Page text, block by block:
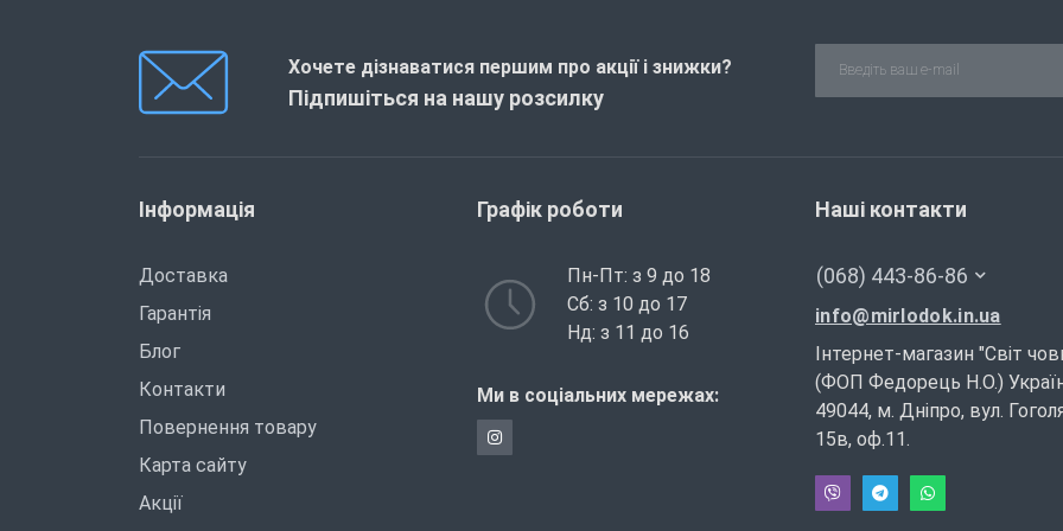
Хочете дізнаватися першим про акції і знижки?
Підпишіться на нашу розсилку
Інформація
Доставка
Гарантія
Блог
Контакти
Повернення товару
Карта сайту
Акції
Графік роботи
Пн-Пт: з 9 до 18
Сб: з 10 до 17
Нд: з 11 до 16
Ми в соціальних мережах:
Наші контакти
(068) 443-86-86
info@mirlodok.in.ua
Інтернет-магазин "Світ
(ФОП Федорець Н.О.)
49044, м. Дніпро, вул.
15в, оф.11.